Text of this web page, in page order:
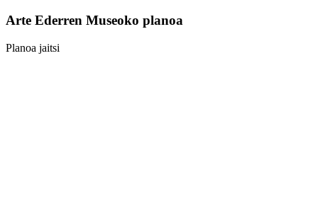
Arte Ederren Museoko planoa
Planoa jaitsi